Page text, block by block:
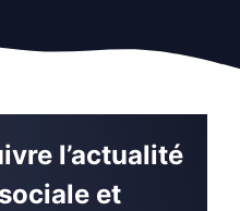
l’actualité
et